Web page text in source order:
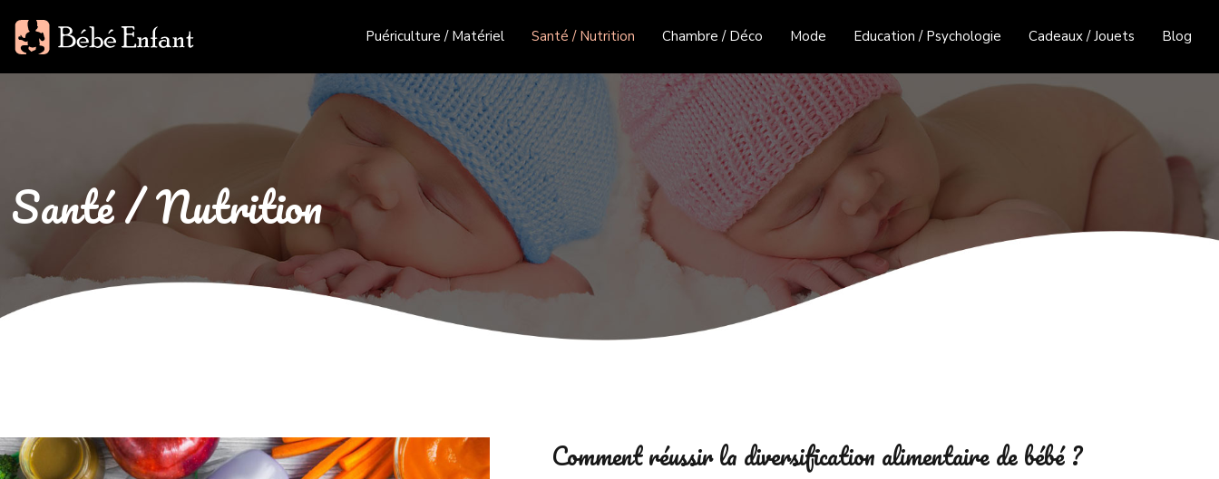
Puériculture / Matériel Santé / Nutrition Chambre / Déco Mode Education / Psychologie Cadeaux / Jouets Blog
Santé / Nutrition
Comment réussir la diversification alimentaire de bébé ?